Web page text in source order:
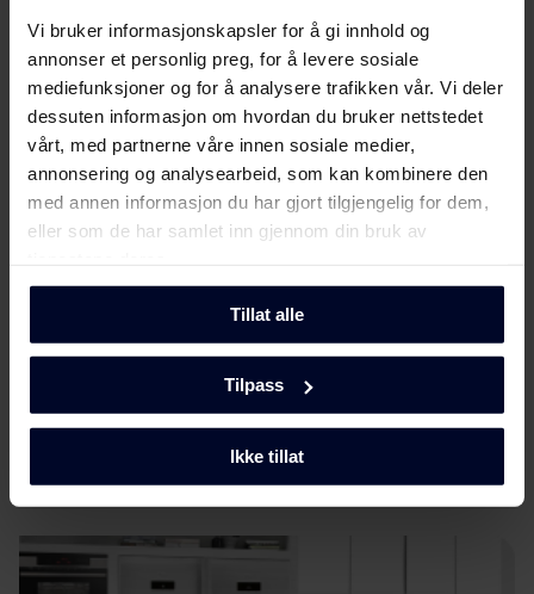
Vi bruker informasjonskapsler for å gi innhold og
annonser et personlig preg, for å levere sosiale
mediefunksjoner og for å analysere trafikken vår. Vi deler
dessuten informasjon om hvordan du bruker nettstedet
vårt, med partnerne våre innen sosiale medier,
annonsering og analysearbeid, som kan kombinere den
med annen informasjon du har gjort tilgjengelig for dem,
eller som de har samlet inn gjennom din bruk av
Tillat alle
Tilpass
Ikke tillat
Energimerking
Energimerke Last ned
Produktdatablad
Produktkort
Brukermanual
(DK,EN,FI,NO,SV)
Last ned
Produktbilde KF 471852 X/1
Produktbilde KF 471852
X/1
Vis mer
MøtGram